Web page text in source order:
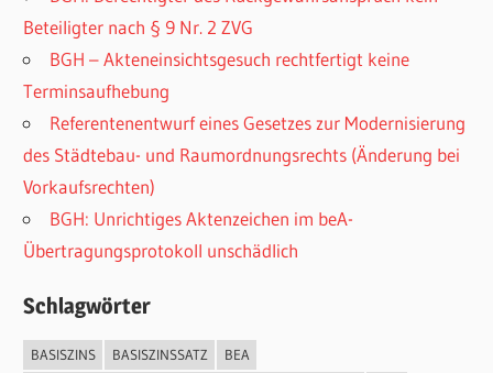
Beteiligter nach § 9 Nr. 2 ZVG
BGH – Akteneinsichtsgesuch rechtfertigt keine
Terminsaufhebung
Referentenentwurf eines Gesetzes zur Modernisierung
des Städtebau- und Raumordnungsrechts (Änderung bei
Vorkaufsrechten)
BGH: Unrichtiges Aktenzeichen im beA-
Übertragungsprotokoll unschädlich
Schlagwörter
BASISZINS BASISZINSSATZ
BEA